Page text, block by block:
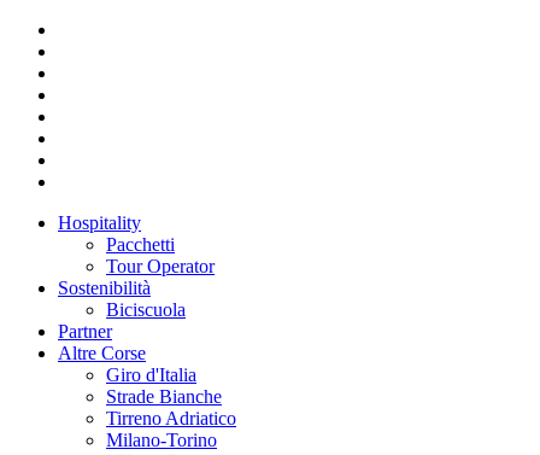
Hospitality
Pacchetti
Tour Operator
Sostenibilità
Biciscuola
Partner
Altre Corse
Giro d'Italia
Strade Bianche
Tirreno Adriatico
Milano-Torino